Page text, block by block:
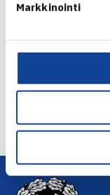
Markkinointi